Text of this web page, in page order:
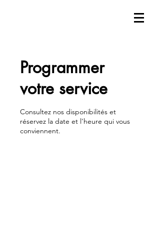
Programmer
votre service
Consultez nos disponibilités et
réservez la date et l'heure qui vous
conviennent.